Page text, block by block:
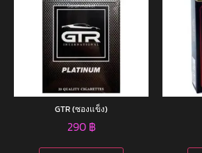
GTR (ซองแข็ง)
290 ฿